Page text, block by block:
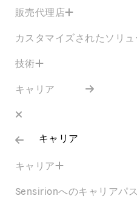
販売代理店
カスタマイズされたソリ
技術
キャリア
キャリア
キャリア
Sensirionへのキャリアパ